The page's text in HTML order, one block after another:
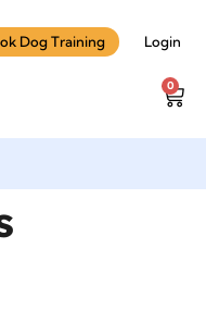
Dog Training Login
0